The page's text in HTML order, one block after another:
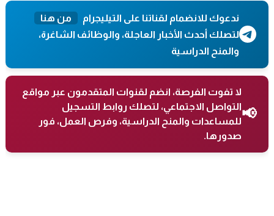
ندعوك للانضمام لقناتنا على التيليجرام
من هنا
لتصلك أحدث الأخبار العاجلة، والوظائف الشاغرة،
والمنح الدراسية
📢
لا تفوت الفرصة، انضم لقنوات المتقدمون عبر مواقع
التواصل الاجتماعي، لتصلك روابط التسجيل
للمساعدات والمنح الدراسية، وفرص العمل، فور
صدورها.